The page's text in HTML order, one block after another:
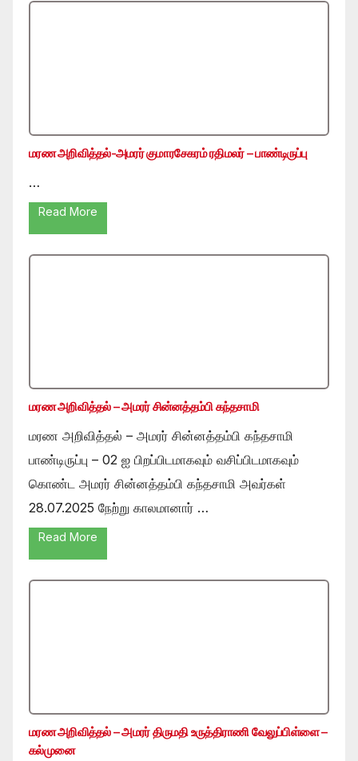
மரண அறிவித்தல்-அமரர் குமாரசேகரம் ரதிமலர் – பாண்டிருப்பு
…
Read More
மரண அறிவித்தல் – அமரர் சின்னத்தம்பி கந்தசாமி
மரண அறிவித்தல் – அமரர் சின்னத்தம்பி கந்தசாமி
பாண்டிருப்பு – 02 ஐ பிறப்பிடமாகவும் வசிப்பிடமாகவும்
கொண்ட அமரர் சின்னத்தம்பி கந்தசாமி அவர்கள்
28.07.2025 நேற்று காலமானார் …
Read More
மரண அறிவித்தல் – அமரர் திருமதி உருத்திராணி வேலுப்பிள்ளை –
கல்முனை